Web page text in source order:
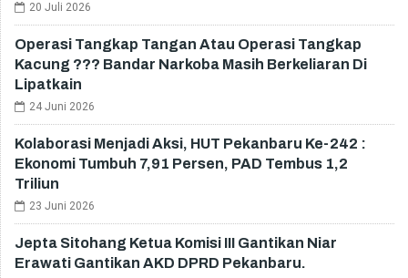
20 Juli 2026
Operasi Tangkap Tangan Atau Operasi Tangkap
Kacung ??? Bandar Narkoba Masih Berkeliaran Di
Lipatkain
24 Juni 2026
Kolaborasi Menjadi Aksi, HUT Pekanbaru Ke-242 :
Ekonomi Tumbuh 7,91 Persen, PAD Tembus 1,2
Triliun
23 Juni 2026
Jepta Sitohang Ketua Komisi III Gantikan Niar
Erawati Gantikan AKD DPRD Pekanbaru.